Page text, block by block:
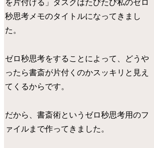
を片付ける」タスクはたびたび私のゼロ
秒思考メモのタイトルになってきまし
た。
ゼロ秒思考をすることによって、どうや
ったら書斎が片付くのかスッキリと見え
てくるからです。
だから、書斎術というゼロ秒思考用のフ
ァイルまで作ってきました。